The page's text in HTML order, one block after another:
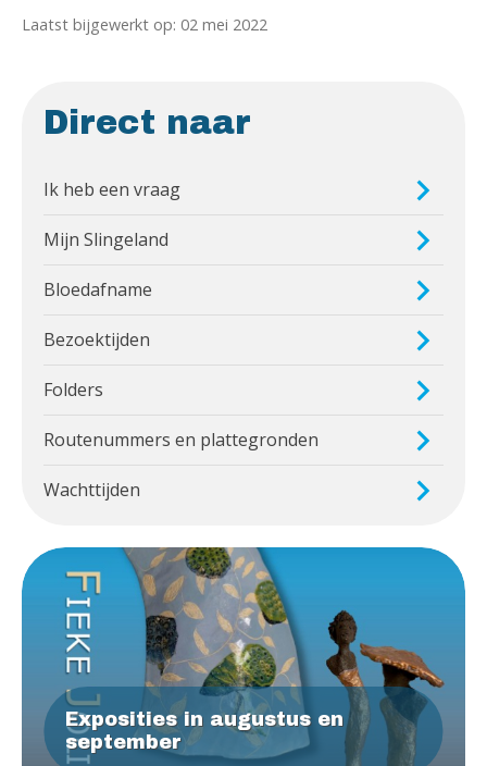
Laatst bijgewerkt op: 02 mei 2022
Direct naar
Ik heb een vraag
Mijn Slingeland
Bloedafname
Bezoektijden
Folders
Routenummers en plattegronden
Wachttijden
Exposities in augustus en
september